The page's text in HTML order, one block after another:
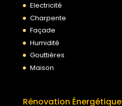
Electricité
Charpente
Façade
Humidité
Gouttières
Maison
Rénovation Énergétique